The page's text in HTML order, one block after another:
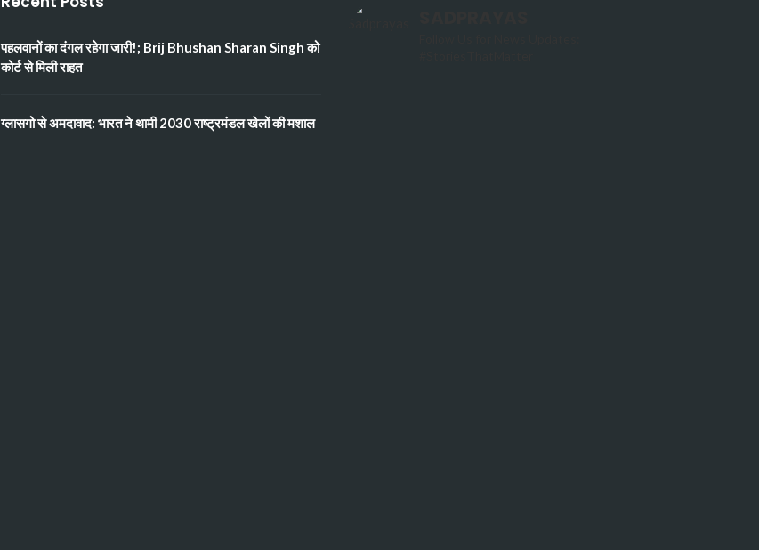
पहलवानों का दंगल रहेगा जारी!; Brij Bhushan Sharan Singh को
कोर्ट से मिली राहत
ग्लासगो से अमदावाद: भारत ने थामी 2030 राष्ट्रमंडल खेलों की मशाल